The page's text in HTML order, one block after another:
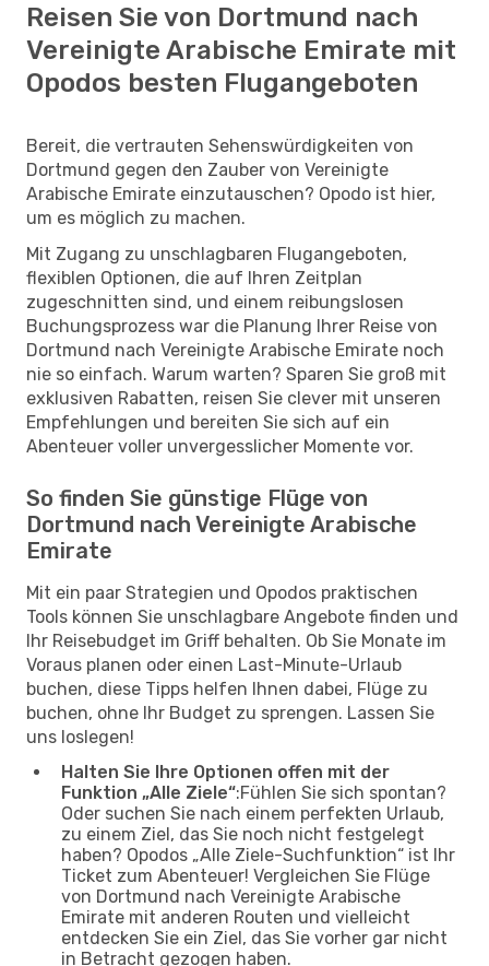
Reisen Sie von Dortmund nach
Vereinigte Arabische Emirate mit
Opodos besten Flugangeboten
Bereit, die vertrauten Sehenswürdigkeiten von
Dortmund gegen den Zauber von Vereinigte
Arabische Emirate einzutauschen? Opodo ist hier,
um es möglich zu machen.
Mit Zugang zu unschlagbaren Flugangeboten,
flexiblen Optionen, die auf Ihren Zeitplan
zugeschnitten sind, und einem reibungslosen
Buchungsprozess war die Planung Ihrer Reise von
Dortmund nach Vereinigte Arabische Emirate noch
nie so einfach. Warum warten? Sparen Sie groß mit
exklusiven Rabatten, reisen Sie clever mit unseren
Empfehlungen und bereiten Sie sich auf ein
Abenteuer voller unvergesslicher Momente vor.
So finden Sie günstige Flüge von
Dortmund nach Vereinigte Arabische
Emirate
Mit ein paar Strategien und Opodos praktischen
Tools können Sie unschlagbare Angebote finden und
Ihr Reisebudget im Griff behalten. Ob Sie Monate im
Voraus planen oder einen Last-Minute-Urlaub
buchen, diese Tipps helfen Ihnen dabei, Flüge zu
buchen, ohne Ihr Budget zu sprengen. Lassen Sie
uns loslegen!
Halten Sie Ihre Optionen offen mit der
Funktion „Alle Ziele“:Fühlen Sie sich spontan?
Oder suchen Sie nach einem perfekten Urlaub,
zu einem Ziel, das Sie noch nicht festgelegt
haben? Opodos „Alle Ziele-Suchfunktion“ ist Ihr
Ticket zum Abenteuer! Vergleichen Sie Flüge
von Dortmund nach Vereinigte Arabische
Emirate mit anderen Routen und vielleicht
entdecken Sie ein Ziel, das Sie vorher gar nicht
in Betracht gezogen haben.